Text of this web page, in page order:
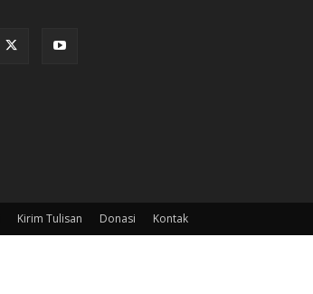
Kirim Tulisan Donasi Kontak